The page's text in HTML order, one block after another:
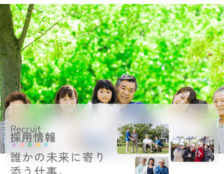
Recruit
採用情報
誰かの未来に寄り